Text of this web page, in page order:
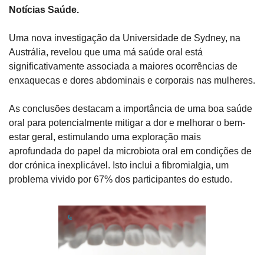
Notícias Saúde.
Uma nova investigação da Universidade de Sydney, na
Austrália, revelou que uma má saúde oral está
significativamente associada a maiores ocorrências de
enxaquecas e dores abdominais e corporais nas mulheres.
As conclusões destacam a importância de uma boa saúde
oral para potencialmente mitigar a dor e melhorar o bem-
estar geral, estimulando uma exploração mais
aprofundada do papel da microbiota oral em condições de
dor crónica inexplicável. Isto inclui a fibromialgia, um
problema vivido por 67% dos participantes do estudo.